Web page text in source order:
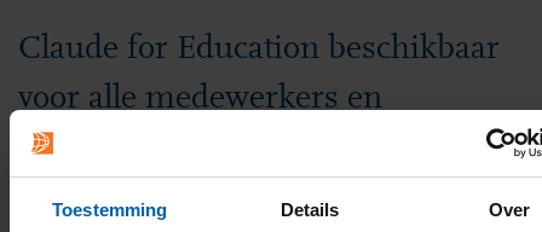
Toestemming Details Over
Claude for Education beschikbaar
voor alle medewerkers en
studenten van BUas
BUas is er trots op de eerste hogeschool in de